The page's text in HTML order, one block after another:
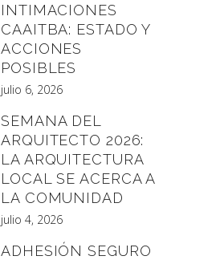
INTIMACIONES
CAAITBA: ESTADO Y
ACCIONES
POSIBLES
julio 6, 2026
SEMANA DEL
ARQUITECTO 2026:
LA ARQUITECTURA
LOCAL SE ACERCA A
LA COMUNIDAD
julio 4, 2026
ADHESIÓN SEGURO